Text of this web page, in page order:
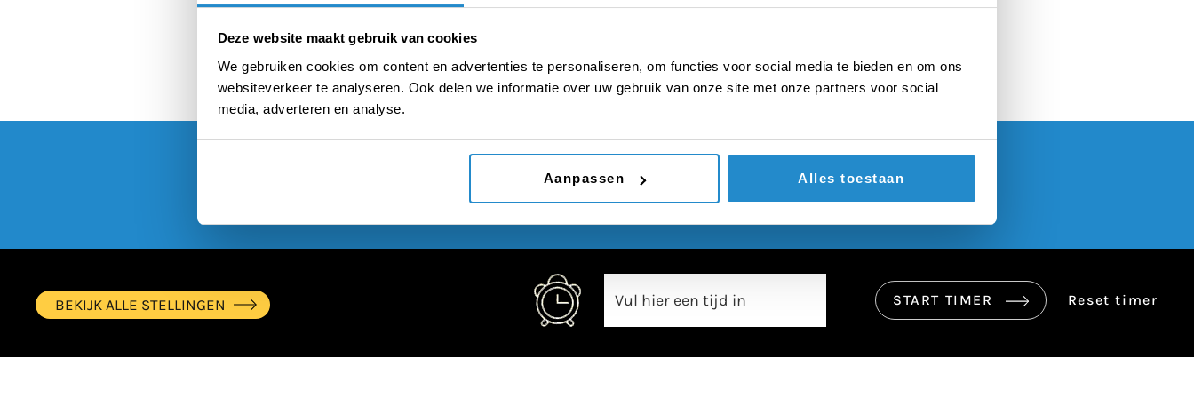
Deze website maakt gebruik van cookies
We gebruiken cookies om content en advertenties te personaliseren, om functies voor social media te bieden en om ons
websiteverkeer te analyseren. Ook delen we informatie over uw gebruik van onze site met onze partners voor social
media, adverteren en analyse.
Aanpassen Alles toestaan
00:00
BEKIJK ALLE STELLINGEN START TIMER Reset timer